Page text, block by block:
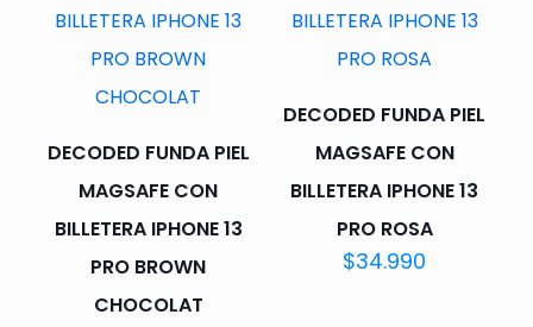
DECODED FUNDA PIEL
MAGSAFE CON
BILLETERA IPHONE 13
PRO BROWN
CHOCOLAT
DECODED FUNDA PIEL
MAGSAFE CON
BILLETERA IPHONE 13
PRO ROSA
$34.990